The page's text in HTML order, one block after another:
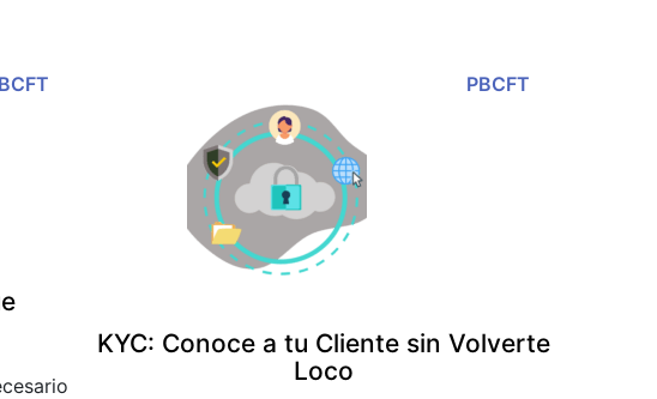
PBCFT
KYC: Conoce a tu Cliente sin Volverte
Loco